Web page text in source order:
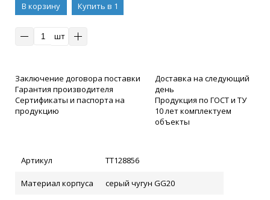
В корзину
Купить в 1
шт
Заключение договора поставки
Гарантия производителя
Сертификаты и паспорта на
продукцию
Доставка на следующий
день
Продукция по ГОСТ и ТУ
10 лет комплектуем
объекты
Артикул ТТ128856
Материал корпуса серый чугун GG20